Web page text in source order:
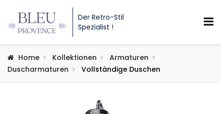
Der Retro-Stil
Spezialist !
Home Kollektionen
Armaturen
Duscharmaturen
Vollständige Duschen